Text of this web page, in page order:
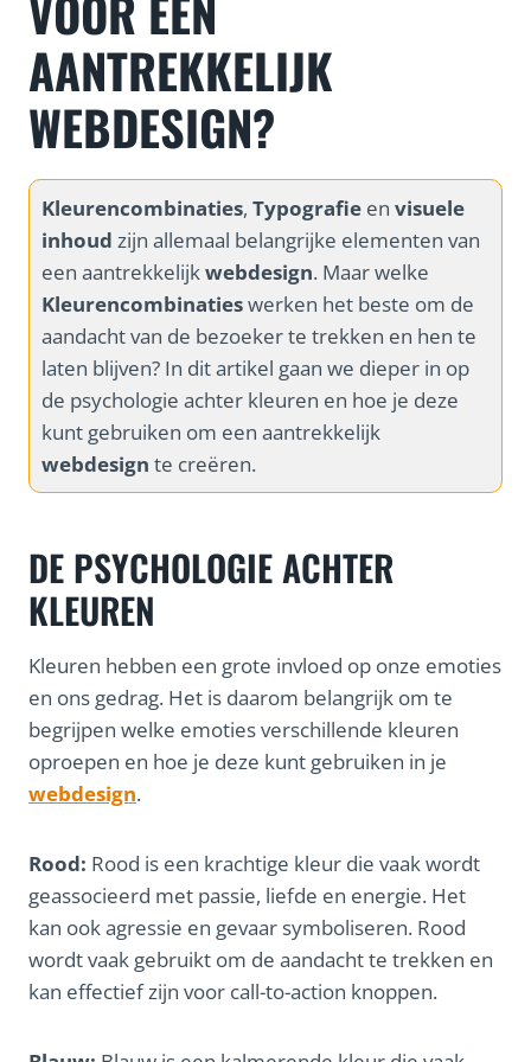
AANTREKKELIJK
WEBDESIGN?
Kleurencombinaties, Typografie en visuele
inhoud zijn allemaal belangrijke elementen van
een aantrekkelijkwebdesign. Maar welke
Kleurencombinatieswerken het beste om de
aandacht van de bezoeker te trekken en hen te
laten blijven? In dit artikel gaan we dieper in op
de psychologie achter kleuren en hoe je deze
kunt gebruiken om een aantrekkelijk
webdesign te creëren.
DE PSYCHOLOGIE ACHTER
KLEUREN
Kleuren hebben een grote invloed op onze emoties
en ons gedrag. Het is daarom belangrijk om te
begrijpen welke emoties verschillende kleuren
oproepen en hoe je deze kunt gebruiken in je
webdesign.
Rood: Rood is een krachtige kleur die vaak wordt
geassocieerd met passie, liefde en energie. Het
kan ook agressie en gevaar symboliseren. Rood
wordt vaak gebruikt om de aandacht te trekken en
kan effectief zijn voor call-to-action knoppen.